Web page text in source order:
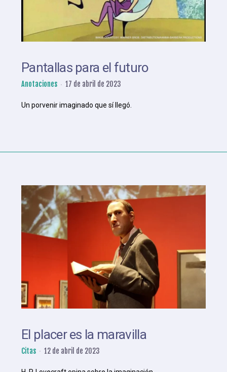
Pantallas para el futuro
Anotaciones 17 de abril de 2023
Un porvenir imaginado que sí llegó.
El placer es la maravilla
Citas 12 de abril de 2023